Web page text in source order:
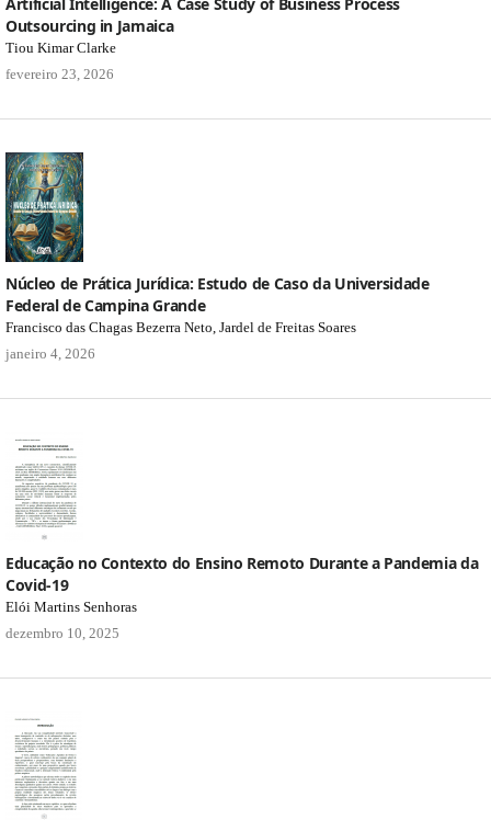
Outsourcing in Jamaica
Tiou Kimar Clarke
fevereiro 23, 2026
Núcleo de Prática Jurídica: Estudo de Caso da Universidade
Federal de Campina Grande
Francisco das Chagas Bezerra Neto, Jardel de Freitas Soares
janeiro 4, 2026
Educação no Contexto do Ensino Remoto Durante a Pandemia da
Covid-19
Elói Martins Senhoras
dezembro 10, 2025